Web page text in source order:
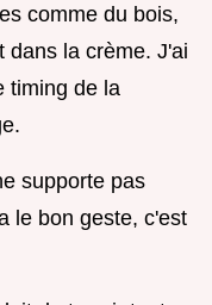
comme du bois,
dans la crème. J'ai
timing de la
supporte pas
le bon geste, c'est